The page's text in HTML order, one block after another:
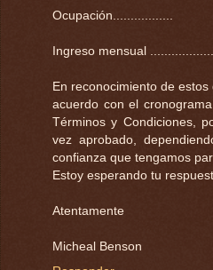
Ocupación.................
Ingreso mensual
En reconocimiento de
acuerdo con el
Términos y Condiciones,
vez aprobado,
confianza que tengamos
Estoy esperando tu
Atentamente
Micheal Benson